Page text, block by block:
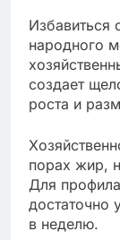
народного
создает
роста и
порах жир,
Для
достаточно
в неделю.